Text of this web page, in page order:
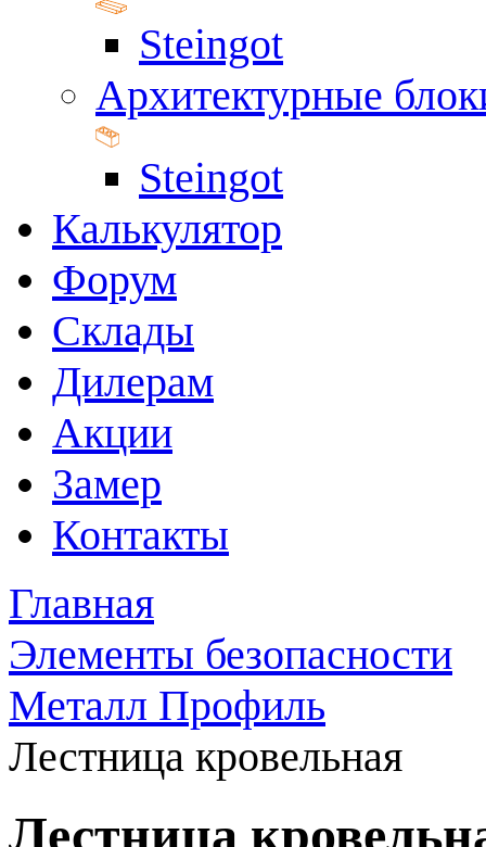
Steingot
Архитектурные
Steingot
Калькулятор
Форум
Склады
Дилерам
Акции
Замер
Контакты
Главная
Элементы безопасности
Металл Профиль
Лестница кровельная
Лестница